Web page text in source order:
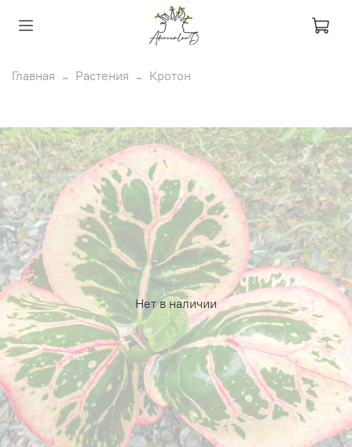
Главная Растения Кротон
Нет в наличии